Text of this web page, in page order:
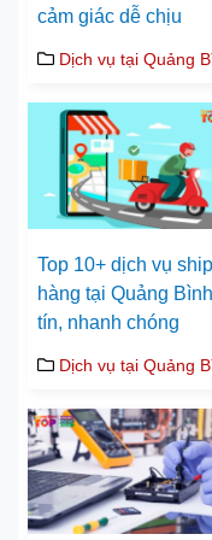
cảm giác dễ chịu
Dịch vụ tại Quảng
Top 10+ dịch vụ ship
hàng tại Quảng
tín, nhanh chóng
Dịch vụ tại Quảng